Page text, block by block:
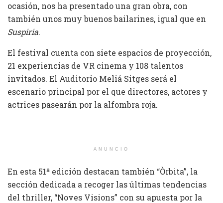
ocasión, nos ha presentado una gran obra, con
también unos muy buenos bailarines, igual que en
Suspiria.
El festival cuenta con siete espacios de proyección,
21 experiencias de VR cinema y 108 talentos
invitados. El Auditorio Meliá Sitges será el
escenario principal por el que directores, actores y
actrices pasearán por la alfombra roja.
ANUNCIO
En esta 51ª edición destacan también “Òrbita”, la
sección dedicada a recoger las últimas tendencias
del thriller, “Noves Visions” con su apuesta por la